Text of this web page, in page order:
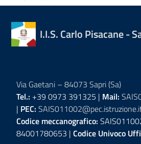
I.I.S. Carlo Pisacane -
Via Gaetani – 84073 Sapri (Sa)
Tel.: +39 0973 391325 | Mail:
| PEC:
Codice meccanografico:
84001780653 | Codice Univoco